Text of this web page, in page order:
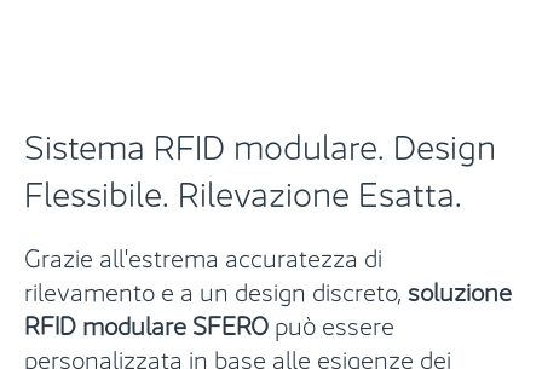
Sistema RFID modulare. Design
Flessibile. Rilevazione Esatta.
Grazie all'estrema accuratezza di
rilevamento e a un design discreto, soluzione
RFID modulare SFEROpuò essere
personalizzata in base alle esigenze dei